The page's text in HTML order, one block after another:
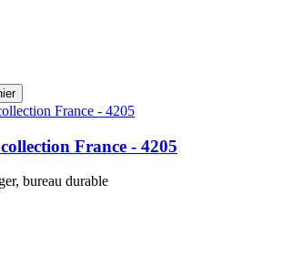
France - 4205
bureau durable